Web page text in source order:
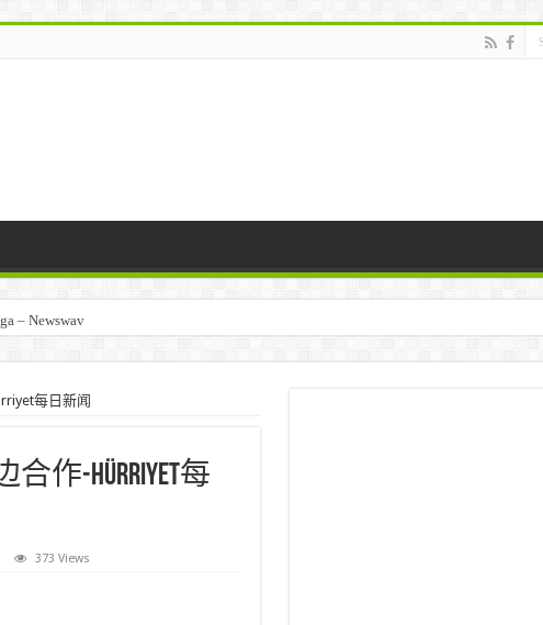
– Newswav
每日新闻
合作-Hürriyet每
373 Views